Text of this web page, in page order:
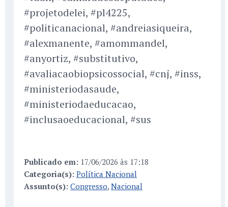
#projetodelei, #pl4225,
#politicanacional, #andreiasiqueira,
#alexmanente, #amommandel,
#anyortiz, #substitutivo,
#avaliacaobiopsicossocial, #cnj, #inss,
#ministeriodasaude,
#ministeriodaeducacao,
#inclusaoeducacional, #sus
Publicado em: 17/06/2026 às 17:18
Categoria(s): Política Nacional
Assunto(s): Congresso, Nacional